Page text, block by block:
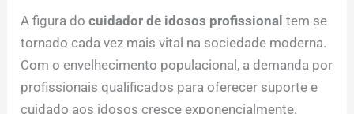
A figura docuidador de idosos profissional tem se
tornado cada vez mais vital na sociedade moderna.
Com o envelhecimento populacional, a demanda por
profissionais qualificados para oferecer suporte e
cuidado aos idosos cresce exponencialmente.